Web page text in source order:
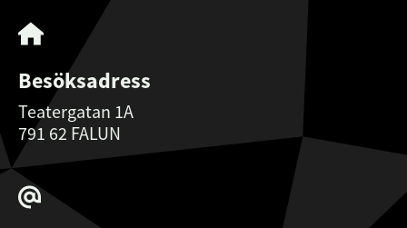
Besöksadress
Teatergatan 1A
791 62 FALUN